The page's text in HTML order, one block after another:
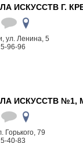
ИСКУССТВ Г.
ул. Ленина, 5
96-96
ИСКУССТВ №1,
Горького, 79
40-83